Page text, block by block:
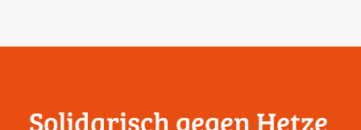
Solidarisch gegen Hetze